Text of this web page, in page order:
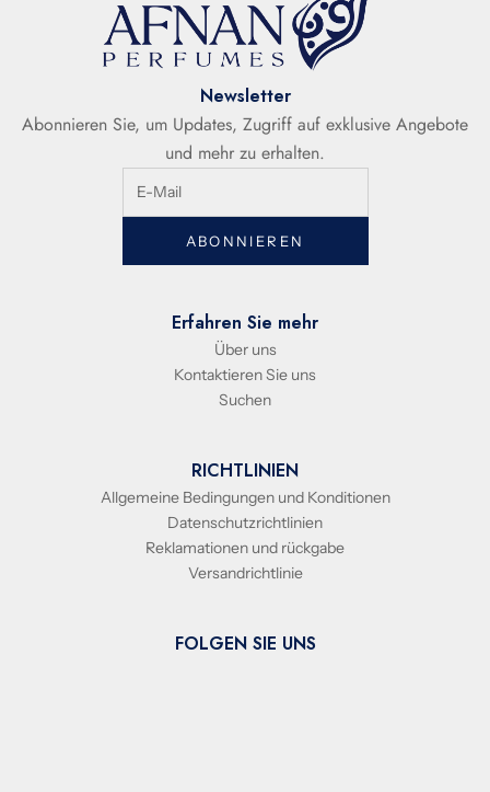
Newsletter
Abonnieren Sie, um Updates, Zugriff auf exklusive Angebote
und mehr zu erhalten.
ABONNIEREN
Erfahren Sie mehr
Über uns
Kontaktieren Sie uns
Suchen
RICHTLINIEN
Allgemeine Bedingungen und Konditionen
Datenschutzrichtlinien
Reklamationen und rückgabe
Versandrichtlinie
FOLGEN SIE UNS